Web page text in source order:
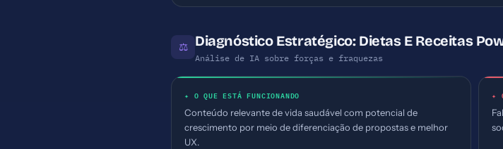
⚖ Diagnóstico Estratégico: Dietas E Receitas
Análise de IA sobre forças e fraquezas
✦ O QUE ESTÁ FUNCIONANDO
Conteúdo relevante de vida saudável com potencial de
crescimento por meio de diferenciação de propostas e melhor
UX.
✦